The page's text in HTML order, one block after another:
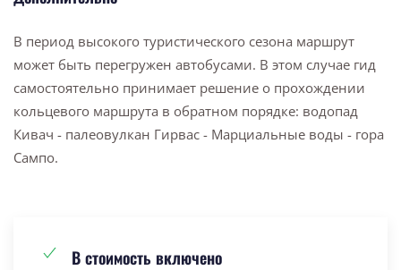
В период высокого туристического сезона маршрут
может быть перегружен автобусами. В этом случае гид
самостоятельно принимает решение о прохождении
кольцевого маршрута в обратном порядке: водопад
Кивач - палеовулкан Гирвас - Марциальные воды - гора
Сампо.
В стоимость включено